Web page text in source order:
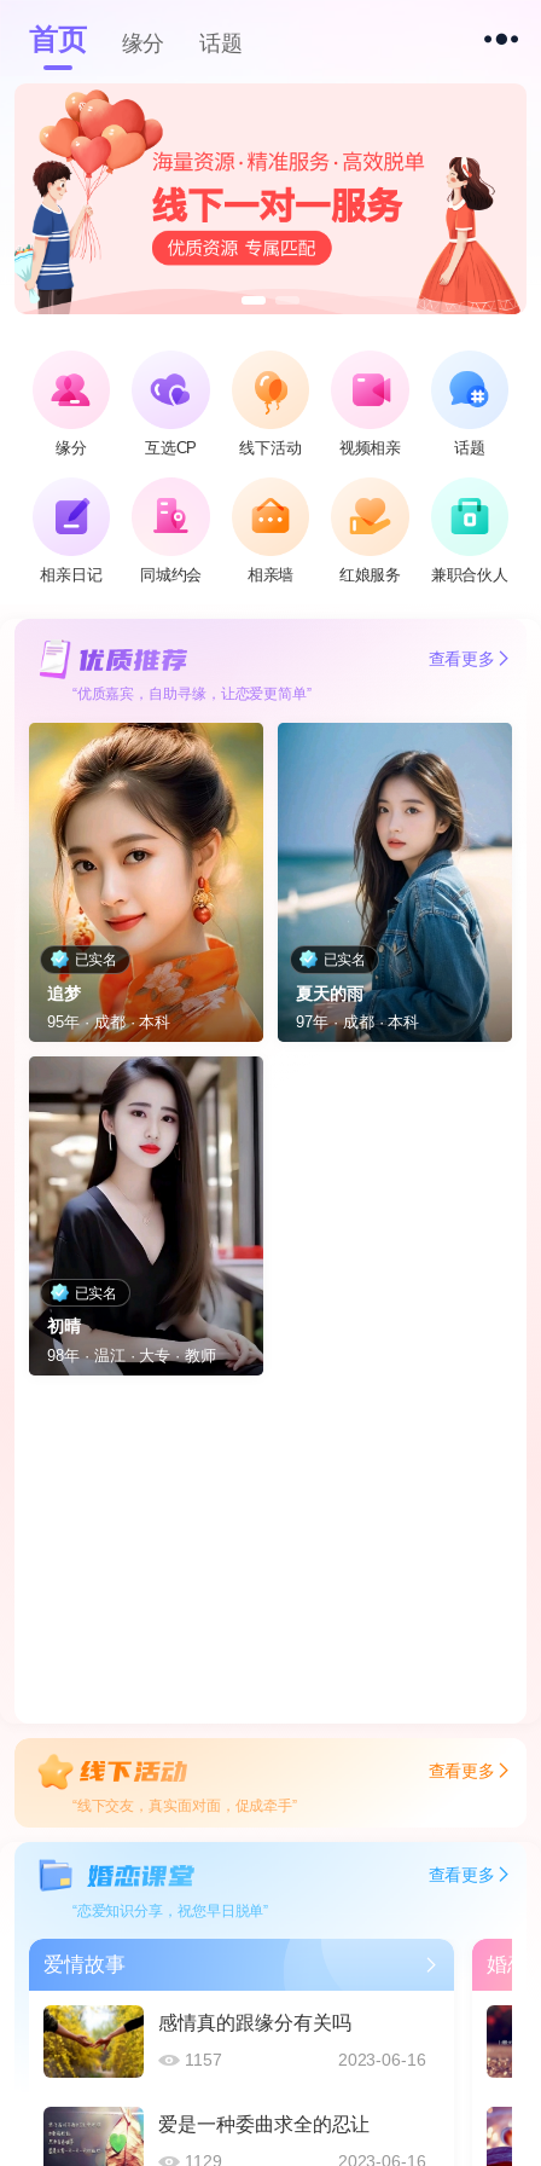
首页 缘分 话题
缘分 互选CP 线下活动 视频相亲 话题
相亲日记 同城约会 相亲墙 红娘服务 兼职合伙人
查看更多
“优质嘉宾，自助寻缘，让恋爱更简单”
已实名
追梦
95年 · 成都 · 本科
已实名
夏天的雨
97年 · 成都 · 本科
已实名
初晴
98年 · 温江 · 大专 · 教师
查看更多
“线下交友，真实面对面，促成牵手”
查看更多
“恋爱知识分享，祝您早日脱单”
爱情故事
感情真的跟缘分有关吗
1157 2023-06-16
爱是一种委曲求全的忍让
1129 2023-06-16
婚恋